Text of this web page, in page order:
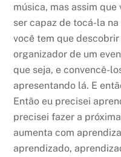
música, mas assim
ser capaz de tocá-la
você tem que
organizador de um
que seja, e convencê-
apresentando lá. E
Então eu precisei
precisei fazer a
aumenta com
aprendizado,